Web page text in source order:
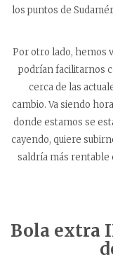
los puntos de
Por otro lado, hemos
podrían facilitarnos
cerca de las
cambio. Va siendo
donde estamos se
cayendo, quiere
saldría más rentable
Bola extra